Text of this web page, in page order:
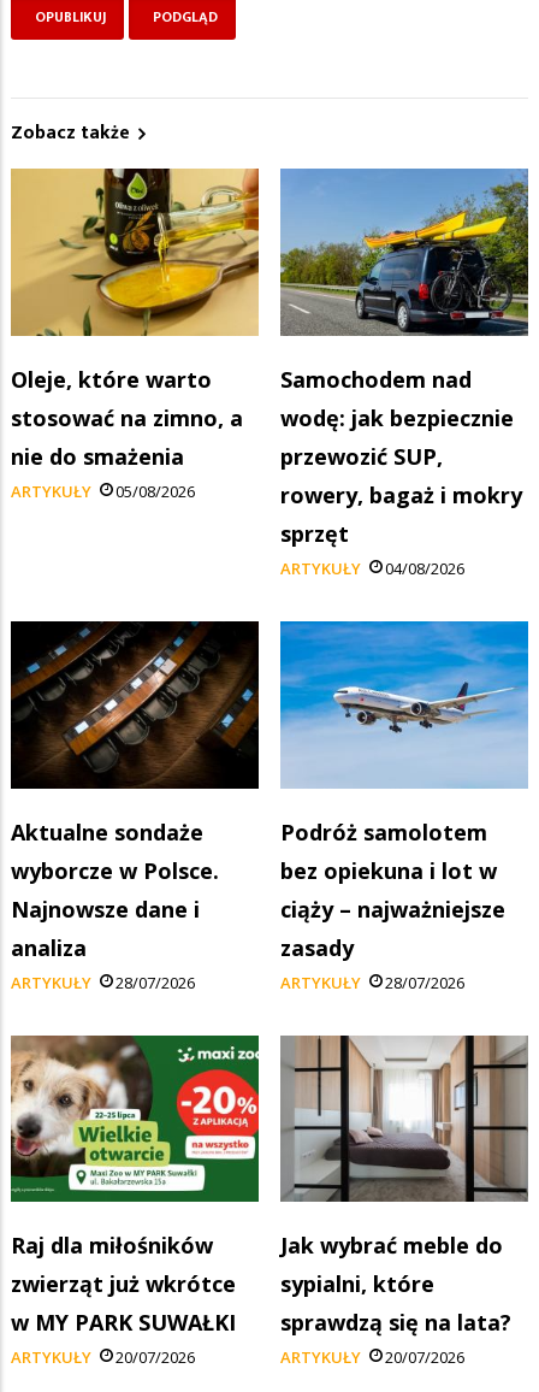
Zobacz także
Oleje, które warto
stosować na zimno, a
nie do smażenia
ARTYKUŁY 05/08/2026
Samochodem nad
wodę: jak bezpiecznie
przewozić SUP,
rowery, bagaż i mokry
sprzęt
ARTYKUŁY 04/08/2026
Aktualne sondaże
wyborcze w Polsce.
Najnowsze dane i
analiza
ARTYKUŁY 28/07/2026
Podróż samolotem
bez opiekuna i lot w
ciąży – najważniejsze
zasady
ARTYKUŁY 28/07/2026
Raj dla miłośników
zwierząt już wkrótce
w MY PARK SUWAŁKI
ARTYKUŁY 20/07/2026
Jak wybrać meble do
sypialni, które
sprawdzą się na lata?
ARTYKUŁY 20/07/2026